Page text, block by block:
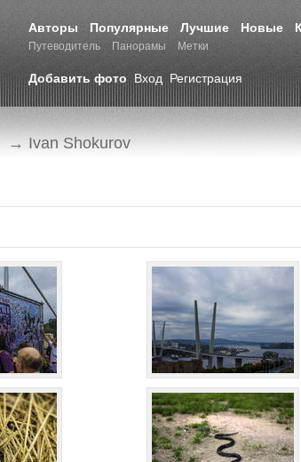
Авторы Популярные Лучшие Новые
Путеводитель Панорамы Метки
Добавить фото Вход Регистрация
→ Ivan Shokurov